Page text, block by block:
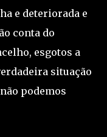
e deteriorada e
conta do
esgotos a
situação
podemos